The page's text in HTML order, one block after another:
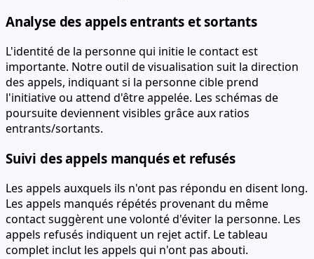
Analyse des appels entrants et sortants
L'identité de la personne qui initie le contact est
importante. Notre outil de visualisation suit la direction
des appels, indiquant si la personne cible prend
l'initiative ou attend d'être appelée. Les schémas de
poursuite deviennent visibles grâce aux ratios
entrants/sortants.
Suivi des appels manqués et refusés
Les appels auxquels ils n'ont pas répondu en disent long.
Les appels manqués répétés provenant du même
contact suggèrent une volonté d'éviter la personne. Les
appels refusés indiquent un rejet actif. Le tableau
complet inclut les appels qui n'ont pas abouti.